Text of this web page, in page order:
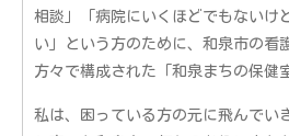
相談」「病院にいくほどでもないけ
い」という方のために、和泉市の看
方々で構成された「和泉まちの保健
私は、困っている方の元に飛んでい